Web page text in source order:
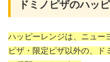
ドミノピザのハッ
ハッピーレンジは、ニュー
ピザ・限定ピザ以外の、ド